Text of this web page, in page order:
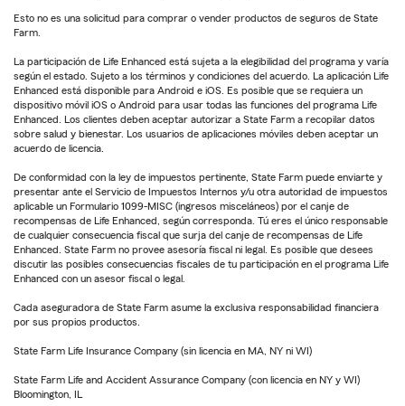
Esto no es una solicitud para comprar o vender productos de seguros de State
Farm.
La participación de Life Enhanced está sujeta a la elegibilidad del programa y varía
según el estado. Sujeto a los términos y condiciones del acuerdo. La aplicación Life
Enhanced está disponible para Android e iOS. Es posible que se requiera un
dispositivo móvil iOS o Android para usar todas las funciones del programa Life
Enhanced. Los clientes deben aceptar autorizar a State Farm a recopilar datos
sobre salud y bienestar. Los usuarios de aplicaciones móviles deben aceptar un
acuerdo de licencia.
De conformidad con la ley de impuestos pertinente, State Farm puede enviarte y
presentar ante el Servicio de Impuestos Internos y/u otra autoridad de impuestos
aplicable un Formulario 1099-MISC (ingresos misceláneos) por el canje de
recompensas de Life Enhanced, según corresponda. Tú eres el único responsable
de cualquier consecuencia fiscal que surja del canje de recompensas de Life
Enhanced. State Farm no provee asesoría fiscal ni legal. Es posible que desees
discutir las posibles consecuencias fiscales de tu participación en el programa Life
Enhanced con un asesor fiscal o legal.
Cada aseguradora de State Farm asume la exclusiva responsabilidad financiera
por sus propios productos.
State Farm Life Insurance Company (sin licencia en MA, NY ni WI)
State Farm Life and Accident Assurance Company (con licencia en NY y WI)
Bloomington, IL